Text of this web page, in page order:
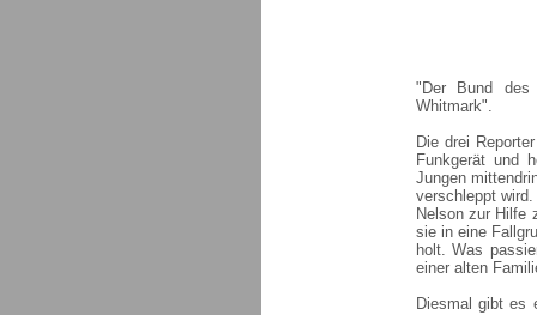
"Der Bund des
Whitmark".
Die drei
Funkgerät und
Jungen
verschleppt
Nelson zur Hilfe
sie in eine
holt. Was
einer alten
Diesmal gibt es